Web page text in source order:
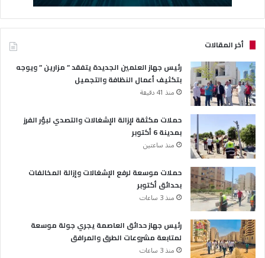
أخر المقالات
رئيس جهاز العلمين الجديدة يتفقد ” مزارين ” ويوجه
بتكثيف أعمال النظافة والتجميل
منذ 41 دقيقة
حملات مكثقة لإزالة الإشغالات والتصدي لبؤر الفرز
بمدينة 6 أكتوبر
منذ ساعتين
حملات موسعة لرفع الإشغالات وإزالة المخالفات
بحدائق أكتوبر
منذ 3 ساعات
رئيس جهاز حدائق العاصمة يجري جولة موسعة
لمتابعة مشروعات الطرق والمرافق
منذ 3 ساعات